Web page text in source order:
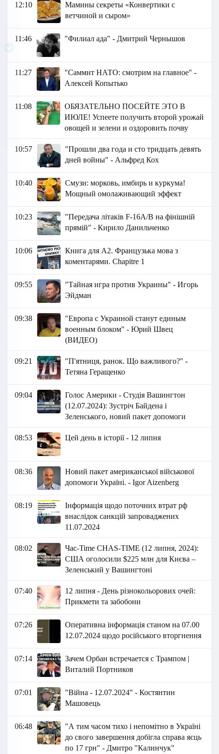
12:10
Мамины секреты «Конвертики с
ветчиной и сыром»
11:46 "Филиал ада" - Дмитрий Чернышов
11:27
"Саммит НАТО: смотрим на главное" -
Алексей Копытько
11:08
ОБЯЗАТЕЛЬНО ПОСЕЙТЕ ЭТО В
ИЮЛЕ! Успеете получить второй урожай
овощей и зелени и оздоровить почву
10:57
"Прошли два года и сто тридцать девять
дней войны" - Альфред Кох
10:40
Смузи: морковь, имбирь и куркума!
Мощный омолаживающий эффект
10:23
"Передача літаків F-16A/В на фінішній
прямій" - Кирило Данильченко
10:06
Книга для А2. Французька мова з
коментарями. Chapitre 1
09:55
"Тайная игра против Украины" - Игорь
Эйдман
09:38
"Европа с Украиной станут единым
военным блоком" - Юрий Швец
(ВИДЕО)
09:21
"П'ятниця, ранок. Що важливого?" -
Тетяна Геращенко
09:04
Голос Америки - Студія Вашингтон
(12.07.2024): Зустріч Байдена і
Зеленського, новий пакет допомоги
08:53 Цей день в історії - 12 липня
08:36
Новий пакет американської військової
допомоги Україні. - Igor Aizenberg
08:19
Інформація щодо поточних втрат рф
внаслідок санкцій запроваджених
11.07.2024
08:02
Час-Time CHAS-TIME (12 липня, 2024):
США оголосили $225 млн для Києва –
Зеленський у Вашингтоні
07:40
12 липня - День різнокольорових очей:
Прикмети та забобони
07:26
Оперативна інформація станом на 07.00
12.07.2024 щодо російського вторгнення
07:14
Зачем Орбан встречается с Трампом |
Виталий Портников
07:01
"Війна - 12.07.2024" - Костянтин
Машовець
06:48
"А тим часом тихо і непомітно в Україні
до свого завершення добігла справа яєць
по 17 грн" - Дмитро "Калинчук"